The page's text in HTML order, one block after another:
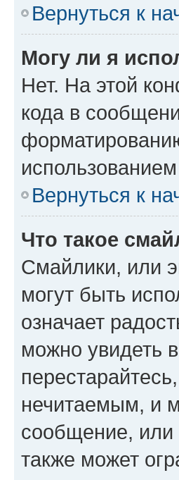
Вернуться к
Могу ли я
Нет. На этой
кода в
Вернуться к
Что такое
Смайлики, или
могут быть
означает
можно увидеть
нечитаемым, и
сообщение, или
также может